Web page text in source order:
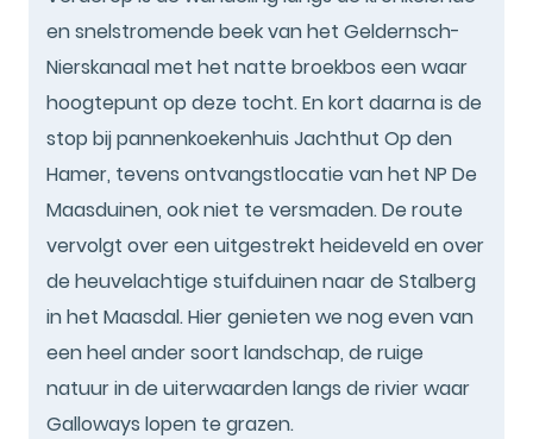
en snelstromende beek van het Geldernsch-
Nierskanaal met het natte broekbos een waar
hoogtepunt op deze tocht. En kort daarna is de
stop bij pannenkoekenhuis Jachthut Op den
Hamer, tevens ontvangstlocatie van het NP De
Maasduinen, ook niet te versmaden. De route
vervolgt over een uitgestrekt heideveld en over
de heuvelachtige stuifduinen naar de Stalberg
in het Maasdal. Hier genieten we nog even van
een heel ander soort landschap, de ruige
natuur in de uiterwaarden langs de rivier waar
Galloways lopen te grazen.